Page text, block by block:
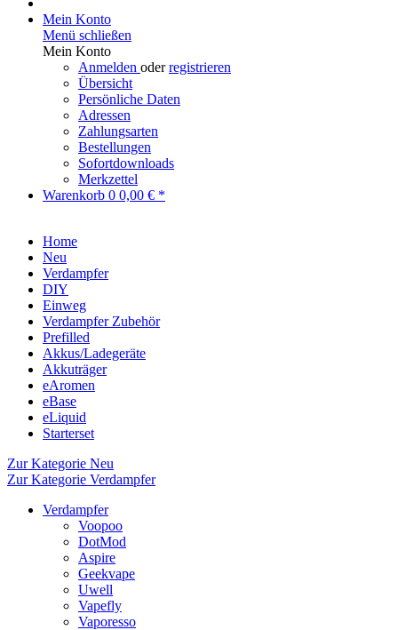
Mein Konto
Menü schließen
Mein Konto
Anmelden oderregistrieren
Übersicht
Persönliche Daten
Adressen
Zahlungsarten
Bestellungen
Sofortdownloads
Merkzettel
Warenkorb 0 0,00 € *
Home
Neu
Verdampfer
DIY
Einweg
Verdampfer Zubehör
Prefilled
Akkus/Ladegeräte
Akkuträger
eAromen
eBase
eLiquid
Starterset
Zur Kategorie Neu
Zur Kategorie Verdampfer
Verdampfer
Voopoo
DotMod
Aspire
Geekvape
Uwell
Vapefly
Vaporesso